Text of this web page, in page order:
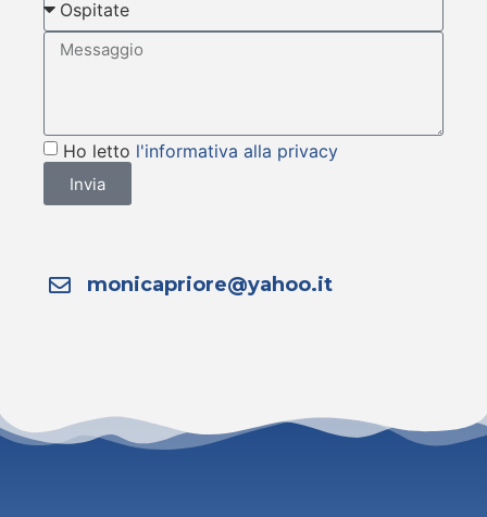
Ho letto l'informativa alla privacy
Invia
monicapriore@yahoo.it